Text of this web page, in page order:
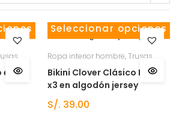
en
Seleccionar opciones
Ropa interior hombre, Trusas
Bikini Clover Clásico Pack
x3 en algodón jersey
S/. 39.00